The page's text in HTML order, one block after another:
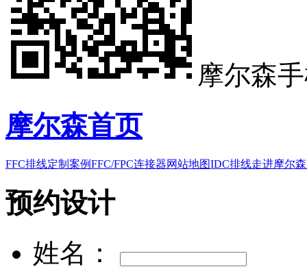
摩尔森
摩尔森首页
FFC排线定制案例FFC/FPC连接器网站地图IDC排线走进摩尔森
预约设计
姓名：